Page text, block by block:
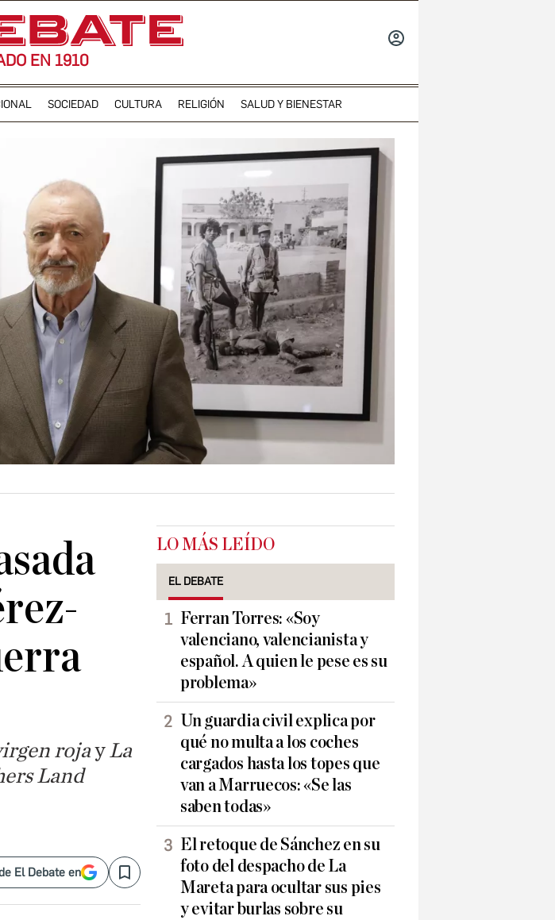
EN 1910
SOCIEDAD CULTURA RELIGIÓN SALUD Y BIENESTAR
rojay La
Land
El Debate en Save
LO MÁS LEÍDO
EL DEBATE
Ferran Torres: «Soy
valenciano, valencianista y
español. A quien le pese es su
problema»
Un guardia civil explica por
qué no multa a los coches
cargados hasta los topes que
van a Marruecos: «Se las
saben todas»
El retoque de Sánchez en su
foto del despacho de La
Mareta para ocultar sus pies
y evitar burlas sobre su